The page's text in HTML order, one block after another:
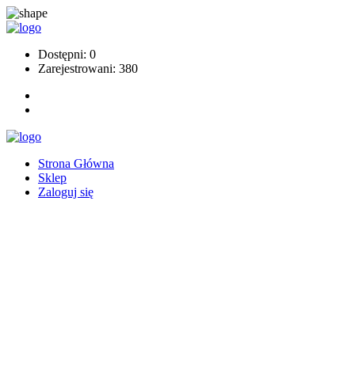
Dostępni: 0
Zarejestrowani: 380
Strona Główna
Sklep
Zaloguj się